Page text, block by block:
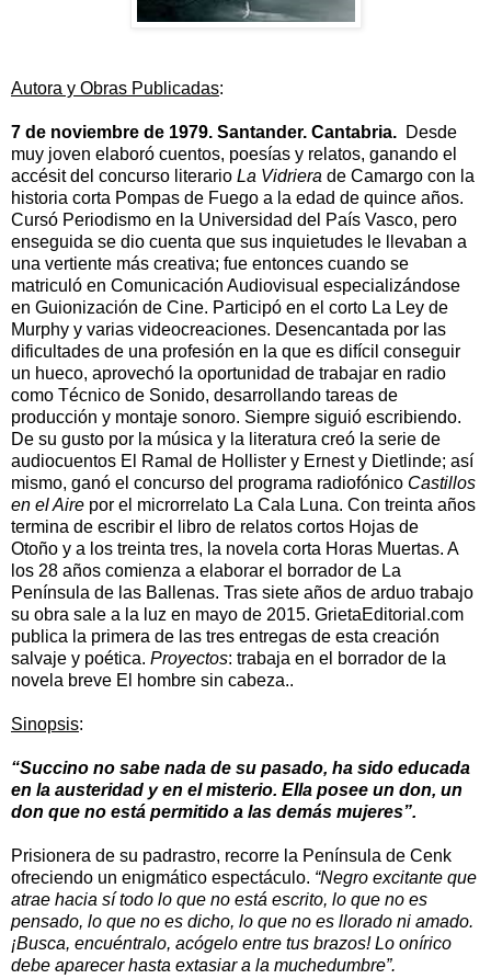
Autora y Obras Publicadas:
7 de noviembre de 1979. Santander. Cantabria. Desde
muy joven elaboró cuentos, poesías y relatos, ganando el
accésit del concurso literario La Vidriera de Camargo con la
historia corta Pompas de Fuego a la edad de quince años.
Cursó Periodismo en la Universidad del País Vasco, pero
enseguida se dio cuenta que sus inquietudes le llevaban a
una vertiente más creativa; fue entonces cuando se
matriculó en Comunicación Audiovisual especializándose
en Guionización de Cine. Participó en el corto La Ley de
Murphy y varias videocreaciones. Desencantada por las
dificultades de una profesión en la que es difícil conseguir
un hueco, aprovechó la oportunidad de trabajar en radio
como Técnico de Sonido, desarrollando tareas de
producción y montaje sonoro. Siempre siguió escribiendo.
De su gusto por la música y la literatura creó la serie de
audiocuentos El Ramal de Hollister y Ernest y Dietlinde; así
mismo, ganó el concurso del programa radiofónico Castillos
en el Aire por el microrrelato La Cala Luna. Con treinta años
termina de escribir el libro de relatos cortos Hojas de
Otoño y a los treinta tres, la novela corta Horas Muertas. A
los 28 años comienza a elaborar el borrador de La
Península de las Ballenas. Tras siete años de arduo trabajo
su obra sale a la luz en mayo de 2015. GrietaEditorial.com
publica la primera de las tres entregas de esta creación
salvaje y poética. Proyectos: trabaja en el borrador de la
novela breve El hombre sin cabeza..
Sinopsis:
“Succino no sabe nada de su pasado, ha sido educada
en la austeridad y en el misterio. Ella posee un don, un
don que no está permitido a las demás mujeres”.
Prisionera de su padrastro, recorre la Península de Cenk
ofreciendo un enigmático espectáculo. “Negro excitante que
atrae hacia sí todo lo que no está escrito, lo que no es
pensado, lo que no es dicho, lo que no es llorado ni amado.
¡Busca, encuéntralo, acógelo entre tus brazos! Lo onírico
debe aparecer hasta extasiar a la muchedumbre”.